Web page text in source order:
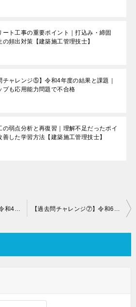
ート工事の重要ポイント｜打込み・締固
の頻出対策【建築施工管理技士】
チャレンジ⑤】令和4年度の結果と課題｜
プも応用能力問題で不合格
の弱点分析と再復習｜理解不足だったポイ
善した学習方法【建築施工管理技士】
【過去問チャレンジ⑤】令和4年度の結果と課題｜得点アップも応用能力問題で不合格 【過去問チャレンジ⑦】令和6年度の結果と課題｜応用能力問題10問に対応できたがケアレスミスが課題